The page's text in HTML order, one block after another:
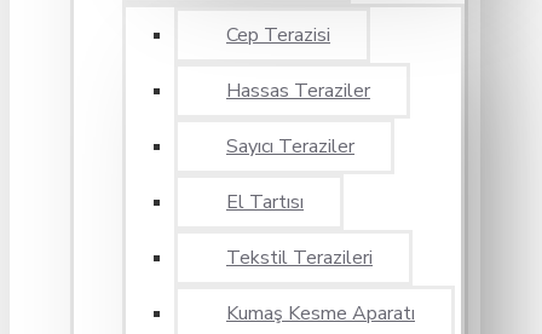
Cep Terazisi
Hassas Teraziler
Sayıcı Teraziler
El Tartısı
Tekstil Terazileri
Kumaş Kesme Aparatı